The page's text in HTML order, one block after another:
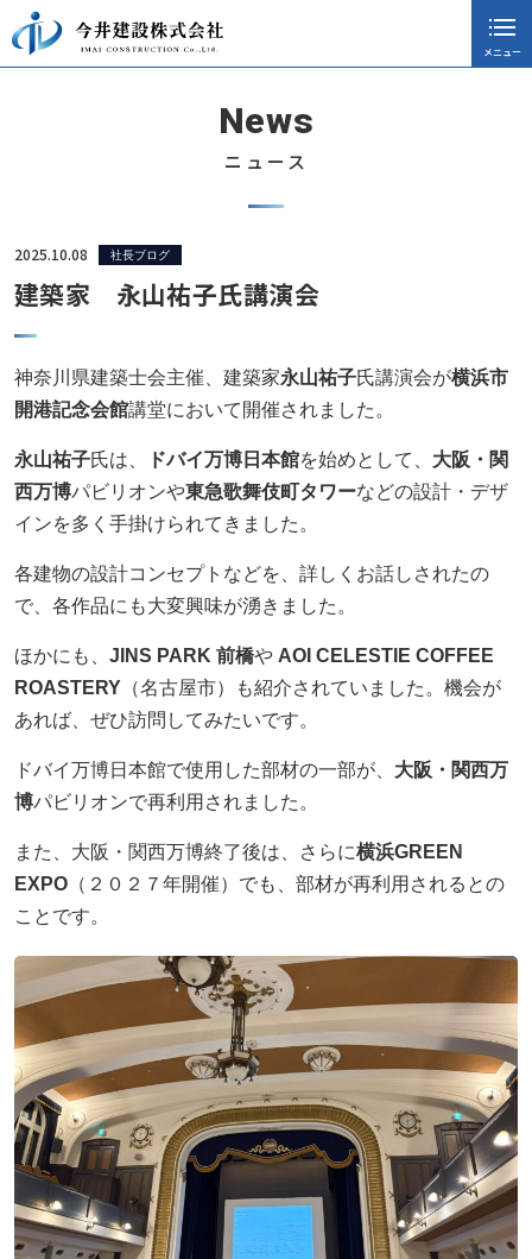
メニュー
閉じる
施工実績
ニュース
社長ブログ
お知らせ
CSR活動
現場レポート
未分類
プライバシーポリシー
045-571-0505
月～金曜日（※祝祭日を除く）
閉じる
News
ニュース
2025.10.08 社長ブログ
建築家 永山祐子氏講演会
神奈川県建築士会主催、建築家永山祐子氏講演会が横浜市
開港記念会館講堂において開催されました。
永山祐子氏は、 ドバイ万博日本館を始めとして、 大阪・関
西万博パビリオンや東急歌舞伎町タワーなどの設計・デザ
インを多く手掛けられてきました。
各建物の設計コンセプトなどを、詳しくお話しされたの
で、各作品にも大変興味が湧きました。
ほかにも、 JINS PARK 前橋や AOI CELESTIE COFFEE
ROASTERY（名古屋市）も紹介されていました。機会が
あれば、ぜひ訪問してみたいです。
ドバイ万博日本館で使用した部材の一部が、 大阪・関西万
博パビリオンで再利用されました。
また、大阪・関西万博終了後は、さらに横浜GREEN
EXPO（２０２７年開催）でも、部材が再利用されるとの
ことです。